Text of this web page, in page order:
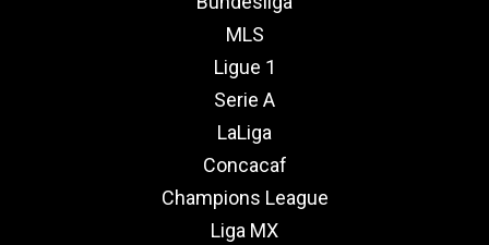
MLS
Ligue 1
Serie A
LaLiga
Concacaf
Champions League
Liga MX